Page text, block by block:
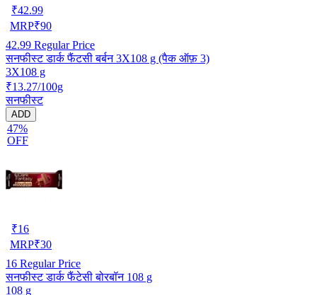
₹42.99
MRP₹90
42.99 Regular Price
सनफीस्ट डार्क फैंटसी बर्बन 3X108 g (पैक ऑफ़ 3)
3X108 g
₹13.27/100g
सनफीस्ट
ADD
47%
OFF
₹16
MRP₹30
16 Regular Price
सनफीस्ट डार्क फैंटेसी बोरबॉन 108 g
108 g